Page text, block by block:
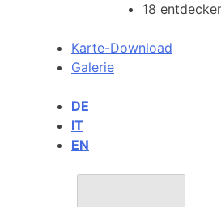
18
Karte-Download
Galerie
DE
IT
EN